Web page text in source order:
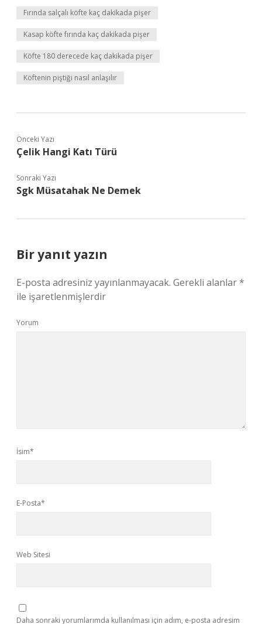
Fırında salçalı köfte kaç dakikada pişer
Kasap köfte fırında kaç dakikada pişer
Köfte 180 derecede kaç dakikada pişer
Köftenin piştiği nasıl anlaşılır
Önceki Yazı
Çelik Hangi Katı Türü
Sonraki Yazı
Sgk Müsatahak Ne Demek
Bir yanıt yazın
E-posta adresiniz yayınlanmayacak. Gerekli alanlar*
ile işaretlenmişlerdir
Yorum
İsim*
E-Posta*
Web Sitesi
Daha sonraki yorumlarımda kullanılması için adım, e-posta adresim